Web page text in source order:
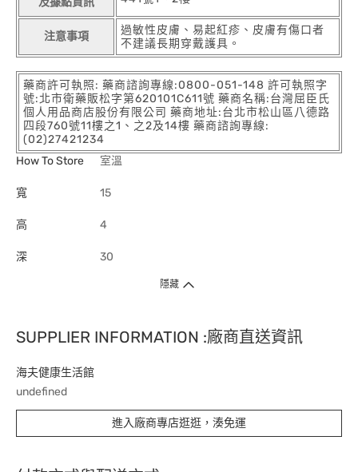
注意事項
過敏性皮膚、易起紅疹、皮膚有傷口者
不建議長期穿戴護具。
藥商許可執照: 藥商諮詢專線:0800-051-148 許可執照字
號:北市衛藥販松字第620101C611號 藥商名稱:台灣屈臣氏
個人用品商店股份有限公司 藥商地址:台北市松山區八德路
四段760號11樓之1、之2及14樓 藥商諮詢專線:
(02)27421234
How To Store
室溫
寬 15
高 4
深 30
隱藏
SUPPLIER INFORMATION :廠商直送資訊
海夫健康生活館
undefined
進入廠商專店逛逛，湊免運